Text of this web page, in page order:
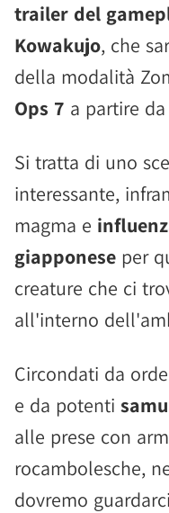
trailer del
Kowakujo, che
della modalità
Ops 7 a partire
Si tratta di uno
interessante,
magma e
giapponese per
creature che ci
all'interno
Circondati da
e da potenti
alle prese con
rocambolesche,
dovremo